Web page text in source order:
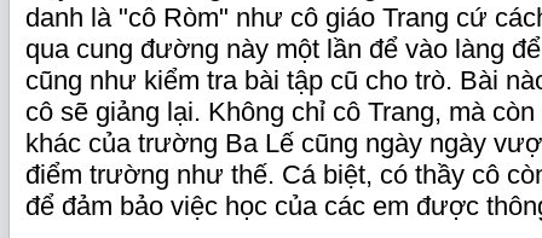
danh là "cô Ròm" như cô giáo Trang cứ
qua cung đường này một lần để vào làng
cũng như kiểm tra bài tập cũ cho trò. Bài
cô sẽ giảng lại. Không chỉ cô Trang, mà
khác của trường Ba Lế cũng ngày ngày
điểm trường như thế. Cá biệt, có thầy cô
để đảm bảo việc học của các em được